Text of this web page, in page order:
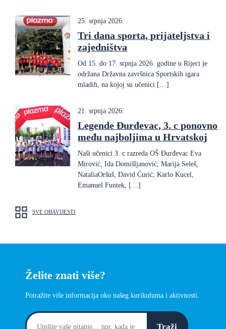
25. srpnja 2026.
Tri dana sporta, prijateljstva i
zajedništva
Od 15. do 17. srpnja 2026. godine u Rijeci je
održana Državna završnica Sportskih igara
mladih, na kojoj su učenici […]
21. srpnja 2026.
Legende Đurđevac, 3. c ponovno
među najboljima u Hrvatskoj
Naši učenici 3. c razreda OŠ Đurđevac Eva
Mirović, Ida Domišljanović, Marija Seleš,
NataliaOršuš, David Ćurić, Karlo Kucel,
Emanuel Funtek, […]
SVE OBAVIJESTI
Želite znati više?
Potražite više informacija oko našeg kurikuluma i aktivnosti.
Traži